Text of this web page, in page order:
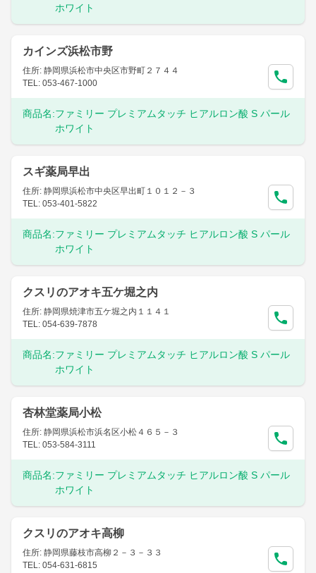
ホワイト
カインズ浜松市野
住所: 静岡県浜松市中央区市野町２７４４
TEL: 053-467-1000
商品名:ファミリー プレミアムタッチ ヒアルロン酸 S パール
ホワイト
スギ薬局早出
住所: 静岡県浜松市中央区早出町１０１２－３
TEL: 053-401-5822
商品名:ファミリー プレミアムタッチ ヒアルロン酸 S パール
ホワイト
クスリのアオキ五ケ堀之内
住所: 静岡県焼津市五ケ堀之内１１４１
TEL: 054-639-7878
商品名:ファミリー プレミアムタッチ ヒアルロン酸 S パール
ホワイト
杏林堂薬局小松
住所: 静岡県浜松市浜名区小松４６５－３
TEL: 053-584-3111
商品名:ファミリー プレミアムタッチ ヒアルロン酸 S パール
ホワイト
クスリのアオキ高柳
住所: 静岡県藤枝市高柳２－３－３３
TEL: 054-631-6815